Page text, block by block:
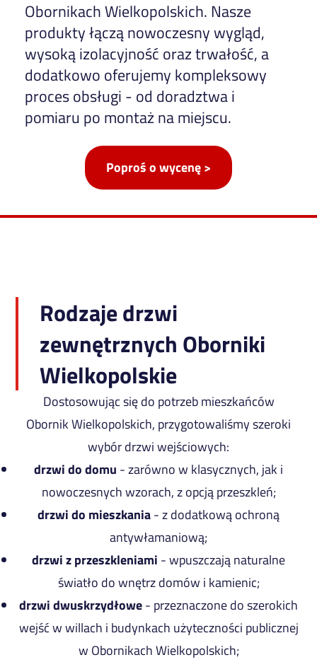
Obornikach Wielkopolskich. Nasze
produkty łączą nowoczesny wygląd,
wysoką izolacyjność oraz trwałość, a
dodatkowo oferujemy kompleksowy
proces obsługi - od doradztwa i
pomiaru po montaż na miejscu.
Poproś o wycenę >
Rodzaje drzwi
zewnętrznych Oborniki
Wielkopolskie
Dostosowując się do potrzeb mieszkańców
Obornik Wielkopolskich, przygotowaliśmy szeroki
wybór drzwi wejściowych:
drzwi do domu - zarówno w klasycznych, jak i
nowoczesnych wzorach, z opcją przeszkleń;
drzwi do mieszkania- z dodatkową ochroną
antywłamaniową;
drzwi z przeszkleniami - wpuszczają naturalne
światło do wnętrz domów i kamienic;
drzwi dwuskrzydłowe- przeznaczone do szerokich
wejść w willach i budynkach użyteczności publicznej
w Obornikach Wielkopolskich;